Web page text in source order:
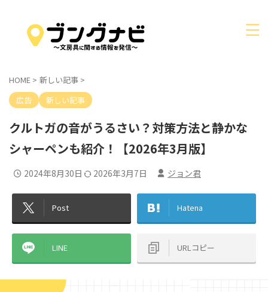
HOME > 新しい記事 >
広告
新しい記事
クルトガの音がうるさい？対策方法と静かな
シャーペンも紹介！【2026年3月版】
2024年8月30日 2026年3月7日 ジョン君
Post Hatena
LINE URLコピー